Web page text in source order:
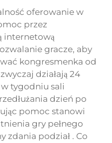
oferowanie w
przez
internetową
gracze, aby
kongresmenka od
działają 24
tygodniu sali
dzień po
pomoc stanowi
gry pełnego
zdania podział . Co